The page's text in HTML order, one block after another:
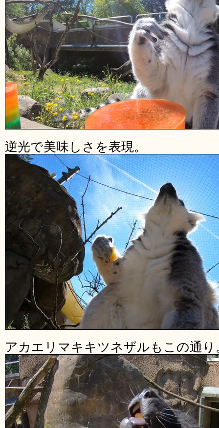
逆光で美味しさを表現。
アカエリマキキツネザルもこの通り